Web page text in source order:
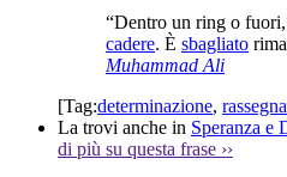
“Dentro un ring o
cadere. È sbagliato
Muhammad Ali
[Tag:determinazione,
La trovi anche in Speranza e
di più su questa frase ››